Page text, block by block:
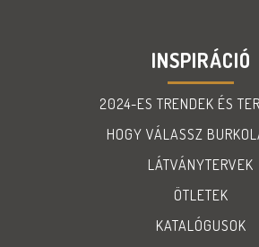
INSPIRÁCIÓ
2024-ES TRENDEK ÉS
HOGY VÁLASSZ
LÁTVÁNYTERVEK
ÖTLETEK
KATALÓGUSOK